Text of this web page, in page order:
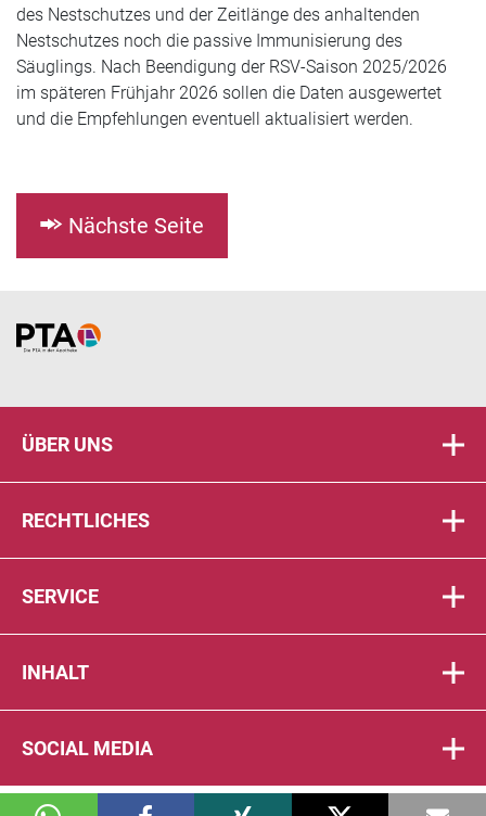
des Nestschutzes und der Zeitlänge des anhaltenden
Nestschutzes noch die passive Immunisierung des
Säuglings. Nach Beendigung der RSV-Saison 2025/2026
im späteren Frühjahr 2026 sollen die Daten ausgewertet
und die Empfehlungen eventuell aktualisiert werden.
Nächste Seite
Home
ÜBER UNS
RECHTLICHES
SERVICE
INHALT
SOCIAL MEDIA